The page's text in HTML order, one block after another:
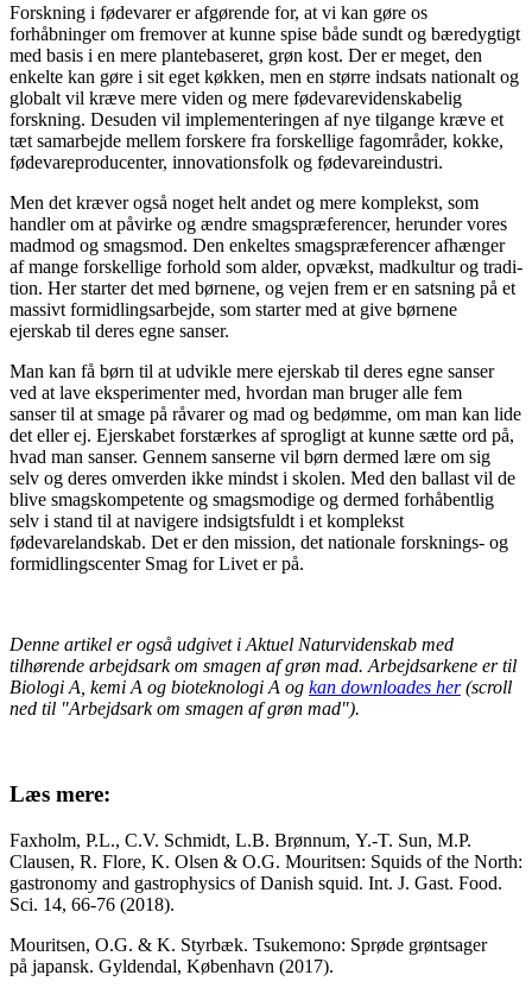
Forskning i fødevarer er afgørende for, at vi kan gøre os
forhåbninger om fremover at kunne spise både sundt og bæredygtigt
med basis i en mere plantebaseret, grøn kost. Der er meget, den
enkelte kan gøre i sit eget køkken, men en større indsats nationalt og
globalt vil kræ­ve mere viden og mere fødevare­videnskabelig
forskning. Desuden vil implementeringen af nye tilgange kræve et
tæt samarbejde mellem forskere fra forskellige fagområder, kokke,
fødevareproducenter, inno­vationsfolk og fødevareindustri.
Men det kræver også noget helt andet og mere komplekst, som
handler om at påvirke og ændre smagspræferencer, herunder vores
madmod og smagsmod. Den enkel­tes smagspræferencer afhænger
af mange forskellige forhold som alder, opvækst, madkultur og tradi­
tion. Her starter det med børnene, og vejen frem er en satsning på et
massivt formidlingsarbejde, som starter med at give børnene
ejerskab til deres egne sanser.
Man kan få børn til at udvikle mere ejerskab til deres egne sanser
ved at lave eksperimenter med, hvor­dan man bruger alle fem
sanser til at smage på råvarer og mad og bedømme, om man kan lide
det eller ej. Ejerskabet forstærkes af sprogligt at kunne sætte ord på,
hvad man sanser. Gennem sanser­ne vil børn dermed lære om sig
selv og deres omverden ikke mindst i skolen. Med den ballast vil de
blive smagskompetente og smagsmodige og dermed forhåbentlig
selv i stand til at navigere indsigtsfuldt i et komplekst
fødevarelandskab. Det er den mission, det nationale forsk­nings­- og
formidlingscenter Smag for Livet er på.
Denne artikel er også udgivet i Aktuel Naturvidenskab med
tilhørende arbejdsark om smagen af grøn mad. Arbejdsarkene er til
Biologi A, kemi A og bioteknologi A og kan downloades her(scroll
ned til "Arbejdsark om smagen af grøn mad").
Læs mere:
Faxholm, P.L., C.V. Schmidt, L.B. Brønnum, Y.-T. Sun, M.P.
Clausen, R. Flore, K. Olsen & O.G. Mouritsen: Squids of the North:
gastronomy and gastrophysics of Danish squid. Int. J. Gast. Food.
Sci. 14, 66-76 (2018).
Mouritsen, O.G. & K. Styrbæk. Tsukemono: Sprøde grøntsager
på japansk. Gyldendal, København (2017).